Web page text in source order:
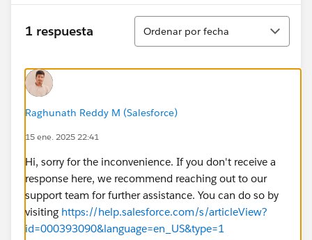
1 respuesta
Ordenar
Ordenar por fecha
Raghunath Reddy M (Salesforce)
15 ene. 2025 22:41
Hi, sorry for the inconvenience. If you don't receive a
response here, we recommend reaching out to our
support team for further assistance. You can do so by
visiting https://help.salesforce.com/s/articleView?
id=000393090&language=en_US&type=1